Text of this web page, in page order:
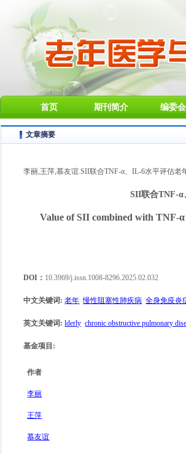
首页 期刊简介 编委会
文章摘要
李丽,王萍,慕友谊.SII联合TNF-α、IL-6水平评估老
SII联合TNF-α
Value of SII combined with TNF-
DOI： 10.3969/j.issn.1008-8296.2025.02.032
中文关键词 : 老年 慢性阻塞性肺疾病 全身免疫炎
英文关键词 : lderly chronic obstructive pulmonary
基金项目 :
作者
李丽
王萍
慕友谊